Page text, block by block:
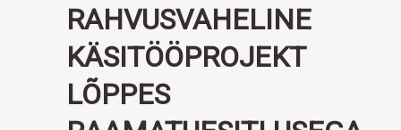
RAHVUSVAHELINE
KÄSITÖÖPROJEKT
LÕPPES